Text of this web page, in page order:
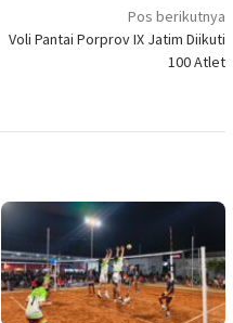
Pos berikutnya
Voli Pantai Porprov IX Jatim Diikuti
100 Atlet